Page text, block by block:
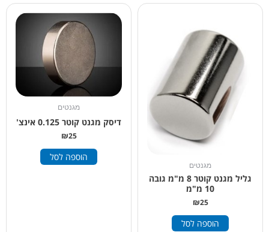
מגנטים
גליל מגנט קוטר 8 מ"מ גובה
10 מ"מ
₪25
הוספה לסל
מגנטים
דיסק מגנט קוטר 0.125 אינצ'
₪25
הוספה לסל